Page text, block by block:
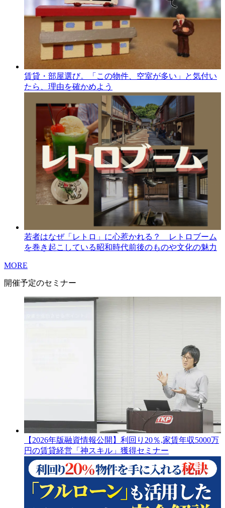
賃貸・部屋選び。「この物件、空室が多い」と気付い
たら、理由を確かめよう
若者はなぜ「レトロ」に心惹かれる？ レトロブーム
を巻き起こしている昭和時代前後のものや文化の魅力
MORE
開催予定のセミナー
【2026年版融資情報公開】利回り20％,家賃年収5000万
円の賃貸経営「神スキル」獲得セミナー